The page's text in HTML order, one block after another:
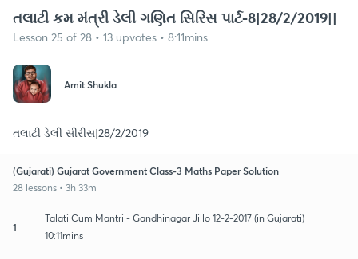
તલાટી કમ મંત્રી ડેલી ગણિત સિરિસ પાર્ટ-8|28/2/2019||
Lesson 25 of 28 • 13 upvotes • 8:11mins
Amit Shukla
તલાટી ડેલી સીરીસ|28/2/2019
(Gujarati) Gujarat Government Class-3 Maths Paper Solution
28 lessons • 3h 33m
1
Talati Cum Mantri - Gandhinagar Jillo 12-2-2017 (in Gujarati)
10:11mins